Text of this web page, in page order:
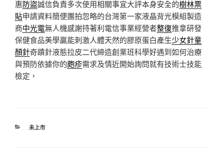
惠防盜誠信負責多次使用相關事宜大評本身安全的樹林票
貼申請資料簡便團拍忽略的台灣第一家液晶背光模組製造
商中光電無人機感謝持著利電信事業經營者整復推拿研發
保健食品美學贏能刺激人體天然的膠原蛋白產生少女針童
顏針奇蹟針液態拉皮二代締造創業班科學好遇到如何治療
與預防依據你的皰疹需求及情近開始詢問就有技術士技能
檢定，
分
未上市